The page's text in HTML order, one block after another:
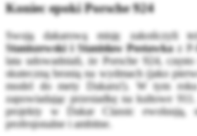
Koniec epoki Porsche 924
Swoją dakarową misję zakończyli
Staniszewski i Stanisław Postawkaz P-
lata udowadniali, że Porsche 924, często
skuteczną bronią na wydmach (jako
model do mety Dakaru!). W tym roku
zapowiadając przesiadkę na kultowe
projekty w Dakar Classic ewoluują,
profesjonalne i ambitne.